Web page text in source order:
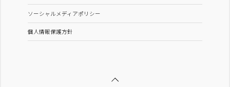
ソーシャルメディアポリシー
個人情報保護方針